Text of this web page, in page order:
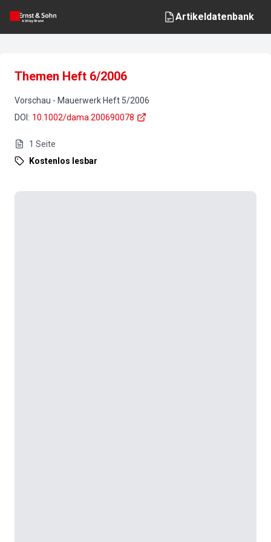
Artikeldatenbank
Themen Heft 6/2006
Vorschau - Mauerwerk Heft 5/2006
DOI : 10.1002/dama.200690078
1 Seite
Kostenlos lesbar